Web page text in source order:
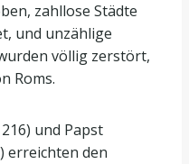
zahllose Städte
und unzählige
völlig zerstört,
Roms.
und Papst
erreichten den